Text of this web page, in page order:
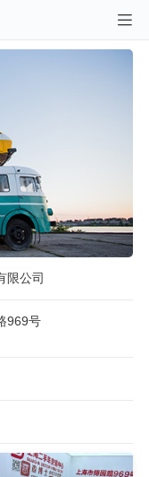

限公司
969号